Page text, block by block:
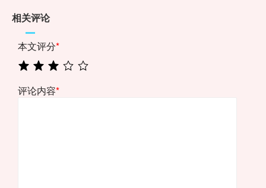
相关评论
本文评分*
评论内容*